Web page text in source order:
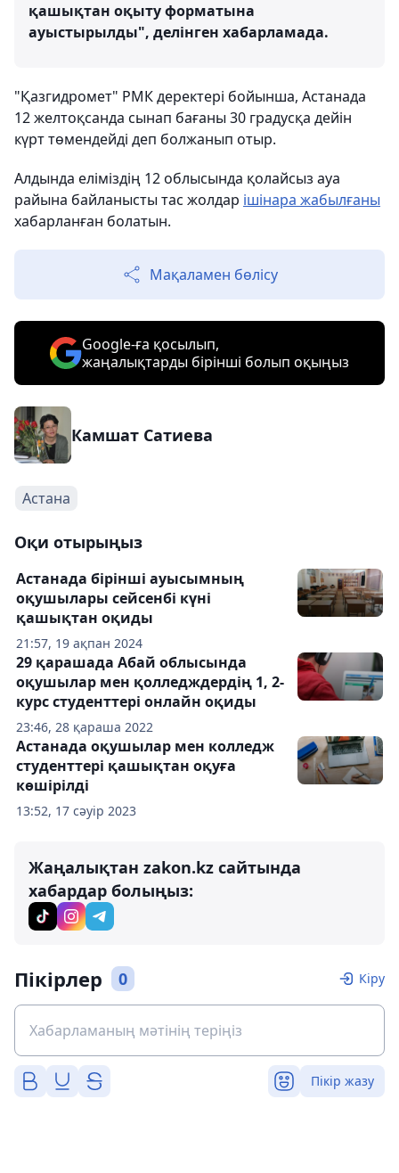
қашықтан оқыту форматына
ауыстырылды", делінген хабарламада.
"Қазгидромет" РМК деректері бойынша, Астанада
12 желтоқсанда сынап бағаны 30 градусқа дейін
күрт төмендейді деп болжанып отыр.
Алдында еліміздің 12 облысында қолайсыз ауа
райына байланысты тас жолдар ішінара жабылғаны
хабарланған болатын.
Мақаламен бөлісу
Google-ға қосылып,
жаңалықтарды бірінші болып оқыңыз
Камшат Сатиева
Астана
Оқи отырыңыз
21:57, 19 ақпан 2024
Астанада бірінші ауысымның
оқушылары сейсенбі күні
қашықтан оқиды
23:46, 28 қараша 2022
29 қарашада Абай облысында
оқушылар мен қолледждердің 1, 2-
курс студенттері онлайн оқиды
13:52, 17 сәуір 2023
Астанада оқушылар мен колледж
студенттері қашықтан оқуға
көшірілді
Жаңалықтан zakon.kz сайтында
хабардар болыңыз:
Пікірлер 0 Кіру
Пікір жазу